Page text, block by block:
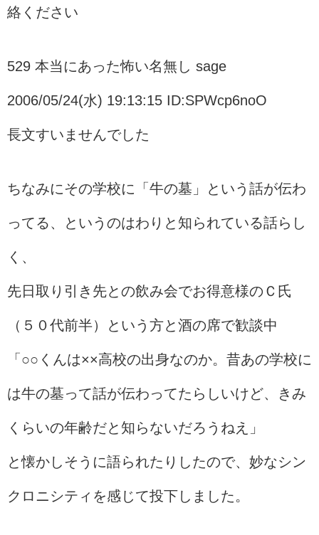
絡ください
529 本当にあった怖い名無し sage
2006/05/24(水) 19:13:15 ID:SPWcp6noO
長文すいませんでした
ちなみにその学校に「牛の墓」という話が伝わ
ってる、というのはわりと知られている話らし
く、
先日取り引き先との飲み会でお得意様のＣ氏
（５０代前半）という方と酒の席で歓談中
「○○くんは××高校の出身なのか。昔あの学校に
は牛の墓って話が伝わってたらしいけど、きみ
くらいの年齢だと知らないだろうねえ」
と懐かしそうに語られたりしたので、妙なシン
クロニシティを感じて投下しました。